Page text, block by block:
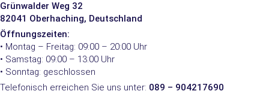
Grünwalder Weg 32
82041 Oberhaching, Deutschland
Öffnungszeiten:
• Montag – Freitag: 09:00 – 20:00 Uhr
• Samstag: 09:00 – 13:00 Uhr
• Sonntag: geschlossen
Telefonisch erreichen Sie uns unter: 089 – 904217690